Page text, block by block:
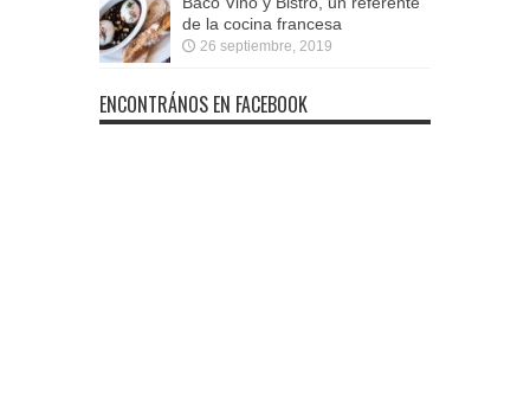
de la cocina francesa
26 septiembre, 2019
ENCONTRÁNOS EN FACEBOOK